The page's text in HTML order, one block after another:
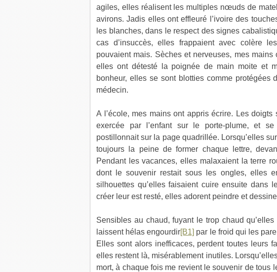
agiles, elles réalisent les multiples nœuds de
avirons. Jadis elles ont effleuré l’ivoire des
les blanches, dans le respect des signes
cas d’insuccès, elles frappaient avec colère
pouvaient mais. Sèches et nerveuses, mes
elles ont détesté la poignée de main moite et
bonheur, elles se sont blotties comme protégées
médecin.
A l’école, mes mains ont appris écrire. Les
exercée par l’enfant sur le porte-plume, et
postillonnait sur la page quadrillée. Lorsqu’elles
toujours la peine de former chaque lettre,
Pendant les vacances, elles malaxaient la terre
dont le souvenir restait sous les ongles, elles
silhouettes qu’elles faisaient cuire ensuite dans
créer leur est resté, elles adorent peindre et
Sensibles au chaud, fuyant le trop chaud
laissent hélas engourdir[B1] par le froid qui les
Elles sont alors inefficaces, perdent toutes leurs
elles restent là, misérablement inutiles.
mort, à chaque fois me revient le souvenir de tous